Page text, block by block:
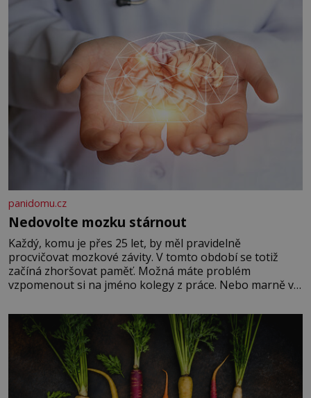
panidomu.cz
Nedovolte mozku stárnout
Každý, komu je přes 25 let, by měl pravidelně
procvičovat mozkové závity. V tomto období se totiž
začíná zhoršovat paměť. Možná máte problém
vzpomenout si na jméno kolegy z práce. Nebo marně v
Je to opravdu tak, s věkem jako kdyby se paměť
rozhodla stávkovat. Cvičte